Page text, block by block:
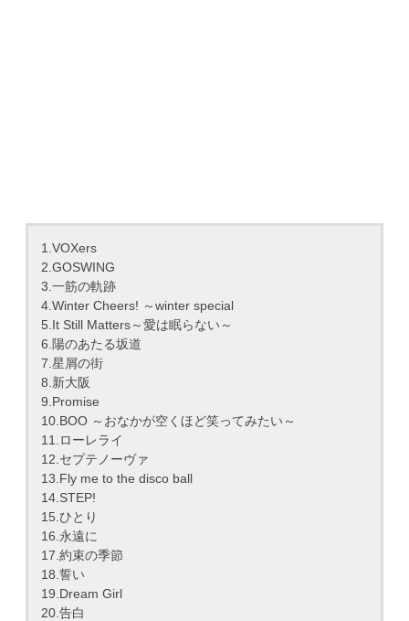
1.VOXers
2.GOSWING
3.一筋の軌跡
4.Winter Cheers! ～winter special
5.It Still Matters～愛は眠らない～
6.陽のあたる坂道
7.星屑の街
8.新大阪
9.Promise
10.BOO ～おなかが空くほど笑ってみたい～
11.ローレライ
12.セプテノーヴァ
13.Fly me to the disco ball
14.STEP!
15.ひとり
16.永遠に
17.約束の季節
18.誓い
19.Dream Girl
20.告白